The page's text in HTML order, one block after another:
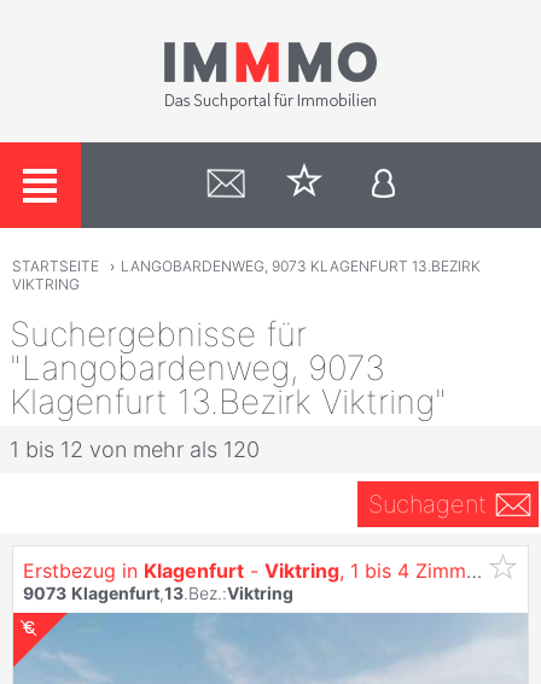
STARTSEITE › LANGOBARDENWEG, 9073 KLAGENFURT 13.BEZIRK
VIKTRING
Suchergebnisse für
"Langobardenweg, 9073
Klagenfurt 13.Bezirk Viktring"
1 bis 12 von mehr als 120
Suchagent
Erstbezug in Klagenfurt - Viktring, 1 bis 4 Zimmer Wohnungen - siehe: https://vitrino.at/
9073 Klagenfurt,13.Bez.:Viktring